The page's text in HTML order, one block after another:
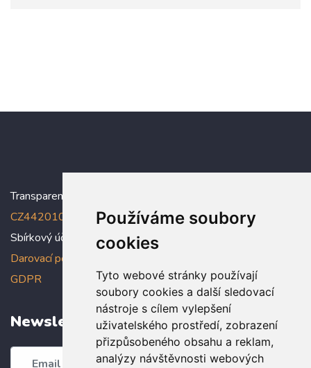
Používáme soubory
cookies
Tyto webové stránky používají
soubory cookies a další sledovací
nástroje s cílem vylepšení
uživatelského prostředí, zobrazení
přizpůsobeného obsahu a reklam,
analýzy návštěvnosti webových
Transparentní účet:
CZ4420100000005005005006
Sbírkový účet: 5005005022/2010
Darovací podmínky
GDPR
Newsletter
Odebírat